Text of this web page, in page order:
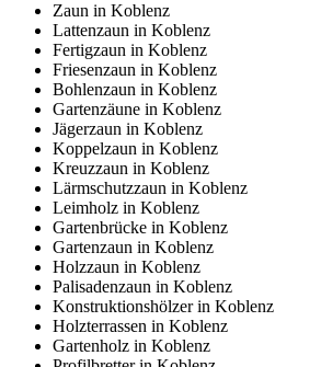
Zaun in Koblenz
Lattenzaun in Koblenz
Fertigzaun in Koblenz
Friesenzaun in Koblenz
Bohlenzaun in Koblenz
Gartenzäune in Koblenz
Jägerzaun in Koblenz
Koppelzaun in Koblenz
Kreuzzaun in Koblenz
Lärmschutzzaun in Koblenz
Leimholz in Koblenz
Gartenbrücke in Koblenz
Gartenzaun in Koblenz
Holzzaun in Koblenz
Palisadenzaun in Koblenz
Konstruktionshölzer in Koblenz
Holzterrassen in Koblenz
Gartenholz in Koblenz